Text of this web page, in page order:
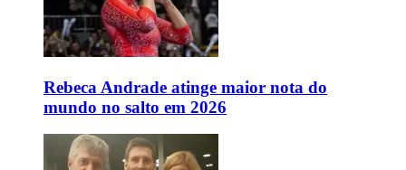
Rebeca Andrade atinge maior nota do
mundo no salto em 2026